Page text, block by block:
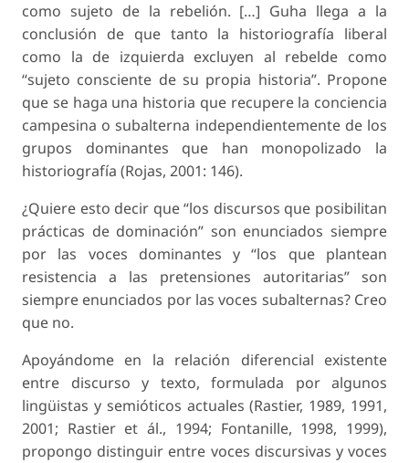
como sujeto de la rebelión. […] Guha llega a la
conclusión de que tanto la historiografía liberal
como la de izquierda excluyen al rebelde como
“sujeto consciente de su propia historia”. Propone
que se haga una historia que recupere la conciencia
campesina o subalterna independientemente de los
grupos dominantes que han monopolizado la
historiografía (Rojas, 2001: 146).
¿Quiere esto decir que “los discursos que posibilitan
prácticas de dominación” son enunciados siempre
por las voces dominantes y “los que plantean
resistencia a las pretensiones autoritarias” son
siempre enunciados por las voces subalternas? Creo
que no.
Apoyándome en la relación diferencial existente
entre discurso y texto, formulada por algunos
lingüistas y semióticos actuales (Rastier, 1989, 1991,
2001; Rastier et ál., 1994; Fontanille, 1998, 1999),
propongo distinguir entre voces discursivas y voces